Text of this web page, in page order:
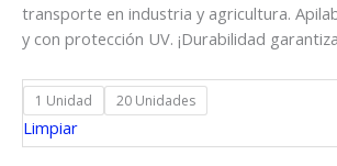
transporte en industria y agricultura.
y con protección UV. ¡Durabilidad
1 Unidad 20 Unidades
Limpiar